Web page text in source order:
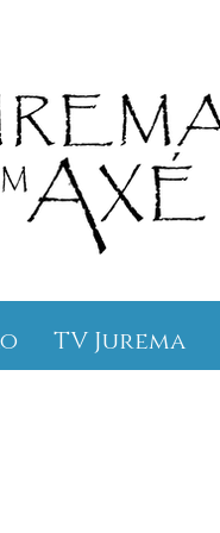
TV Jurema